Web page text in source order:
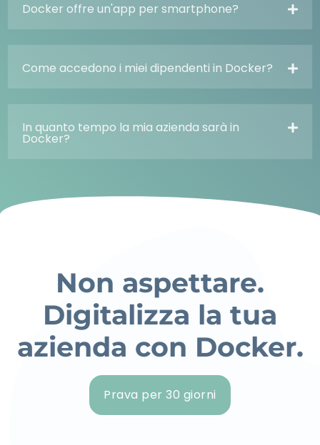
Docker offre un'app per smartphone?
Come accedono i miei dipendenti in Docker?
In quanto tempo la mia azienda sarà in
Docker?
Non aspettare.
Digitalizza la tua
azienda con Docker.
Prava per 30 giorni